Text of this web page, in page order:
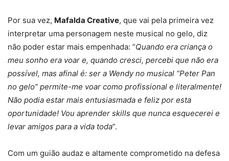
Por sua vez, Mafalda Creative, que vai pela primeira vez
interpretar uma personagem neste musical no gelo, diz
não poder estar mais empenhada: “Quando era criança o
meu sonho era voar e, quando cresci, percebi que não era
possível, mas afinal é: ser a Wendy no musical “Peter Pan
no gelo” permite-me voar como profissional e literalmente!
Não podia estar mais entusiasmada e feliz por esta
oportunidade! Vou aprender skills que nunca esquecerei e
levar amigos para a vida toda”.
Com um guião audaz e altamente comprometido na defesa